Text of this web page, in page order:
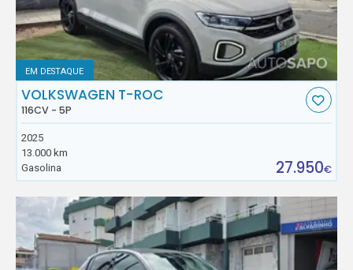
EM DESTAQUE
VOLKSWAGEN T-ROC
116CV - 5P
2025
13.000 km
Gasolina
27.950€